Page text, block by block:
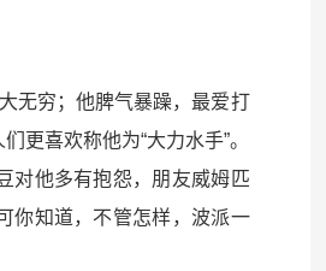
无穷；他脾气暴躁，最爱打
喜欢称他为“大力水手”。
对他多有抱怨，朋友威姆匹
你知道，不管怎样，波派一